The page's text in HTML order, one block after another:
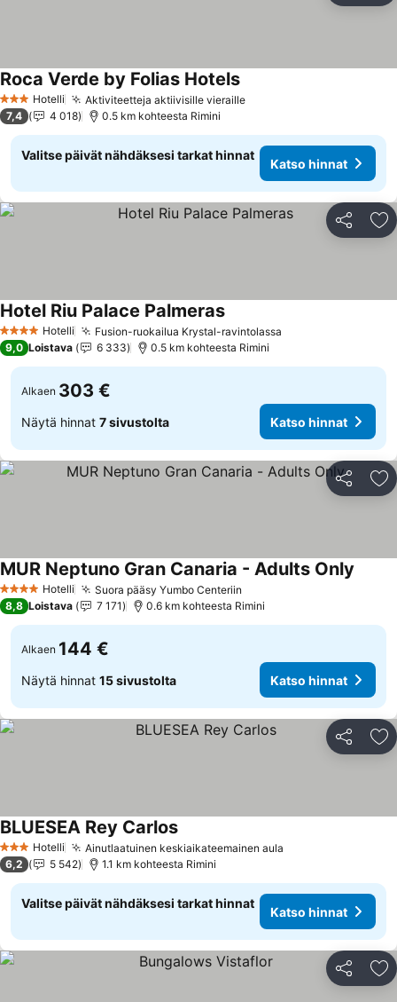
3 Tähtiluokitus
Hotelli Aktiviteetteja aktiivisille vieraille
Roca Verde by Folias Hotels
7,4 4 018 0.5 km kohteesta Rimini
Valitse päivät nähdäksesi tarkat hinnat
Katso hinnat
Jaa
4 Tähtiluokitus
Hotelli Fusion-ruokailua Krystal-ravintolassa
Hotel Riu Palace Palmeras
9,0 Loistava 6 333 0.5 km kohteesta Rimini
Alkaen 303 €
Näytä hinnat 7 sivustolta Katso hinnat
Jaa
4 Tähtiluokitus
Hotelli Suora pääsy Yumbo Centeriin
MUR Neptuno Gran Canaria - Adults Only
8,8 Loistava 7 171 0.6 km kohteesta Rimini
Alkaen 144 €
Näytä hinnat 15 sivustolta Katso hinnat
Jaa
3 Tähtiluokitus
Hotelli Ainutlaatuinen keskiaikateemainen aula
BLUESEA Rey Carlos
6,2 5 542 1.1 km kohteesta Rimini
Valitse päivät nähdäksesi tarkat hinnat
Katso hinnat
Jaa